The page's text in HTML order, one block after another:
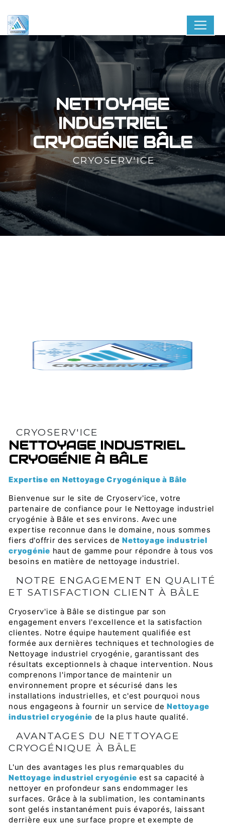
NETTOYAGE
INDUSTRIEL
CRYOGÉNIE BÂLE
CRYOSERV'ICE
CRYOSERV'ICE
NETTOYAGE INDUSTRIEL
CRYOGÉNIE À BÂLE
Expertise en Nettoyage Cryogénique à Bâle
Bienvenue sur le site de Cryoserv'ice, votre
partenaire de confiance pour le Nettoyage industriel
cryogénie à Bâle et ses environs. Avec une
expertise reconnue dans le domaine, nous sommes
fiers d'offrir des services deNettoyage industriel
cryogénie haut de gamme pour répondre à tous vos
besoins en matière de nettoyage industriel.
NOTRE ENGAGEMENT EN QUALITÉ
ET SATISFACTION CLIENT À BÂLE
Cryoserv'ice à Bâle se distingue par son
engagement envers l'excellence et la satisfaction
clientes. Notre équipe hautement qualifiée est
formée aux dernières techniques et technologies de
Nettoyage industriel cryogénie, garantissant des
résultats exceptionnels à chaque intervention. Nous
comprenons l'importance de maintenir un
environnement propre et sécurisé dans les
installations industrielles, et c'est pourquoi nous
nous engageons à fournir un service deNettoyage
industriel cryogénie de la plus haute qualité.
AVANTAGES DU NETTOYAGE
CRYOGÉNIQUE À BÂLE
L'un des avantages les plus remarquables du
Nettoyage industriel cryogénie est sa capacité à
nettoyer en profondeur sans endommager les
surfaces. Grâce à la sublimation, les contaminants
sont gelés instantanément puis évaporés, laissant
derrière eux une surface propre et exempte de